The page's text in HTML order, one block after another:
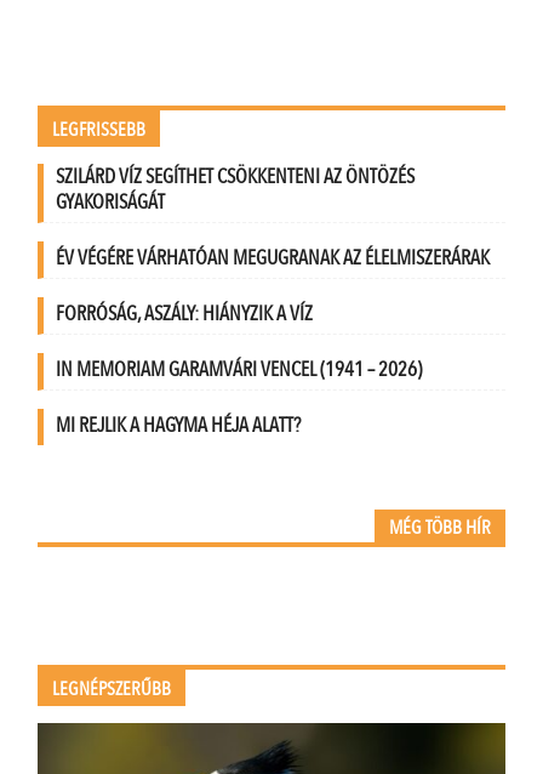
LEGFRISSEBB
SZILÁRD VÍZ SEGÍTHET CSÖKKENTENI AZ ÖNTÖZÉS
GYAKORISÁGÁT
ÉV VÉGÉRE VÁRHATÓAN MEGUGRANAK AZ ÉLELMISZERÁRAK
FORRÓSÁG, ASZÁLY: HIÁNYZIK A VÍZ
IN MEMORIAM GARAMVÁRI VENCEL (1941 – 2026)
MI REJLIK A HAGYMA HÉJA ALATT?
MÉG TÖBB HÍR
LEGNÉPSZERŰBB